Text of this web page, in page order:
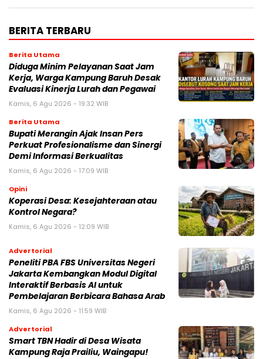
BERITA TERBARU
Berita Utama
Diduga Minim Pelayanan Saat Jam
Kerja, Warga Kampung Baruh Desak
Evaluasi Kinerja Lurah dan Pegawai
Kamis, 6 Agu 2026 - 19:32 WIB
Berita Utama
Bupati Merangin Ajak Insan Pers
Perkuat Profesionalisme dan Sinergi
Demi Informasi Berkualitas
Kamis, 6 Agu 2026 - 17:09 WIB
Opini
Koperasi Desa: Kesejahteraan atau
Kontrol Negara?
Kamis, 6 Agu 2026 - 12:09 WIB
Advertorial
Peneliti PBA FBS Universitas Negeri
Jakarta Kembangkan Modul Digital
Interaktif Berbasis AI untuk
Pembelajaran Berbicara Bahasa Arab
Kamis, 6 Agu 2026 - 11:59 WIB
Advertorial
Smart TBN Hadir di Desa Wisata
Kampung Raja Prailiu, Waingapu!